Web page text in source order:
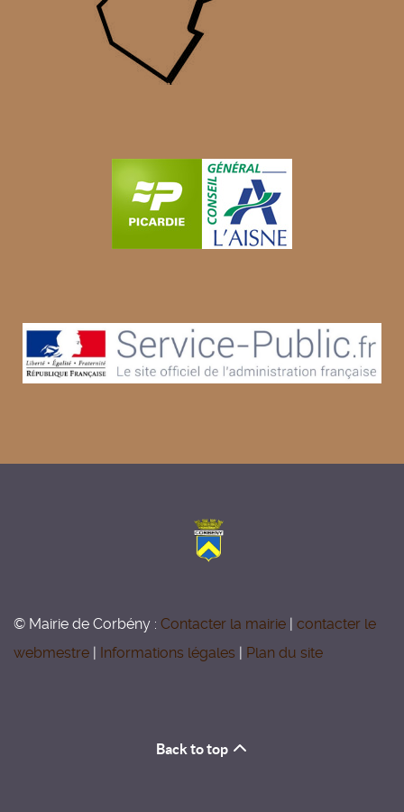
© Mairie de Corbény : Contacter la mairie
contacter le
webmestre
Informations légales Plan du site
Back to top